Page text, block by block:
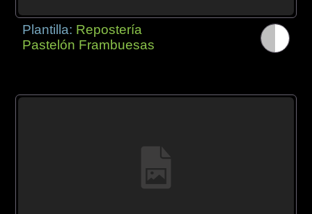
Plantilla: Repostería
Pastelón Frambuesas